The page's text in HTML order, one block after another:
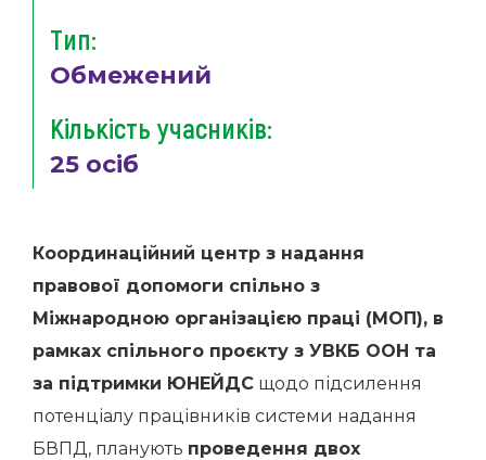
Тип:
Обмежений
Кількість учасників:
25 осіб
Координаційний центр з надання
правової допомоги спільно з
Міжнародною організацією праці (МОП), в
рамках спільного проєкту з УВКБ ООН та
за підтримки ЮНЕЙДС щодо підсилення
потенціалу працівників системи надання
БВПД, планують проведення двох